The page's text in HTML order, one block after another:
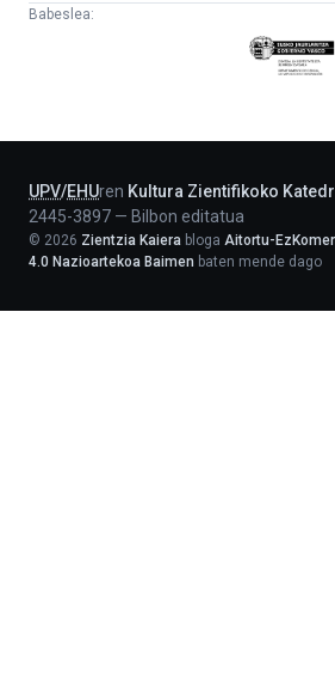
Babeslea:
Eusko
Jaurlaritza
UPV/EHUren Kultura Zientifikoko
2445-3897 — Bilbon editatua
© 2026 Zientzia Kaiera bloga Aitortu-
4.0 Nazioartekoa Baimen baten mende dago